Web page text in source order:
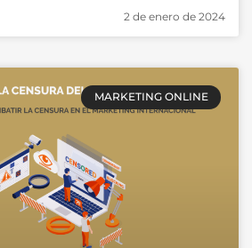
2 de enero de 2024
MARKETING ONLINE